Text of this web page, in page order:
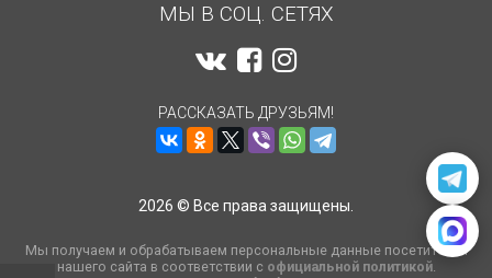
МЫ В СОЦ. СЕТЯХ
РАССКАЗАТЬ ДРУЗЬЯМ!
2026 © Все права защищены.
Мы получаем и обрабатываем персональные данные посетителей
нашего сайта в соответствии с официальной политикой.